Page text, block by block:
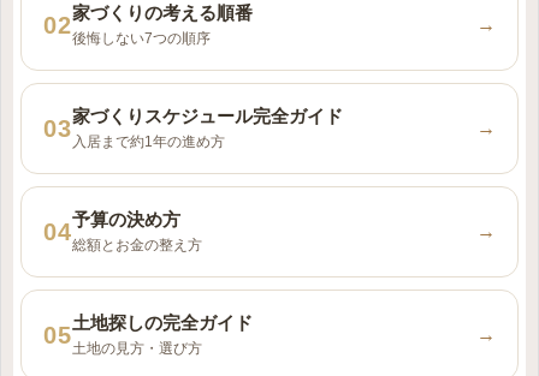
家づくりの考える順番
後悔しない7つの順序
→
家づくりスケジュール完全ガイド
入居まで約1年の進め方
→
予算の決め方
総額とお金の整え方
→
土地探しの完全ガイド
土地の見方・選び方
→